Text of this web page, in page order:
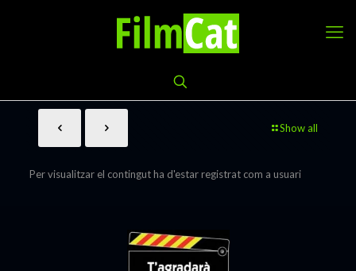
Show all
Per visualitzar el contingut ha d'estar registrat com a usuari